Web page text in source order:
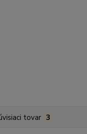
tovar 3